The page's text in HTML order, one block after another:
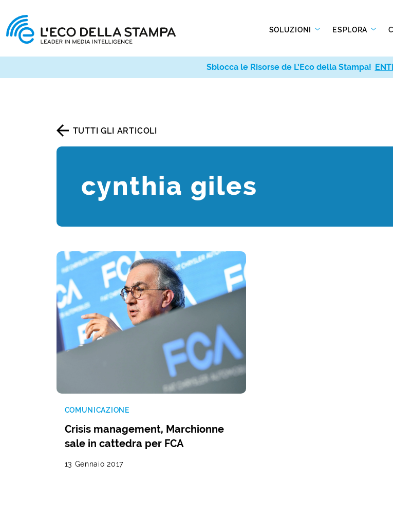
SOLUZIONI ESPLORA
TUTTI GLI ARTICOLI
cynthia giles
COMUNICAZIONE
Crisis management, Marchionne
sale in cattedra per FCA
13 Gennaio 2017
Sblocca le Risorse de L’Eco della Stampa!